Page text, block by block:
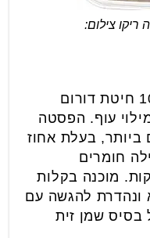
ריקו צילום:
פסטה מצוננת טרייה מ-100% חיטת דורום
עוף. הפסטה
ביותר, בעלת אחוז
חומרים
מוכנה בקלות
ונהדרת להגשה עם
בסיס שמן זית